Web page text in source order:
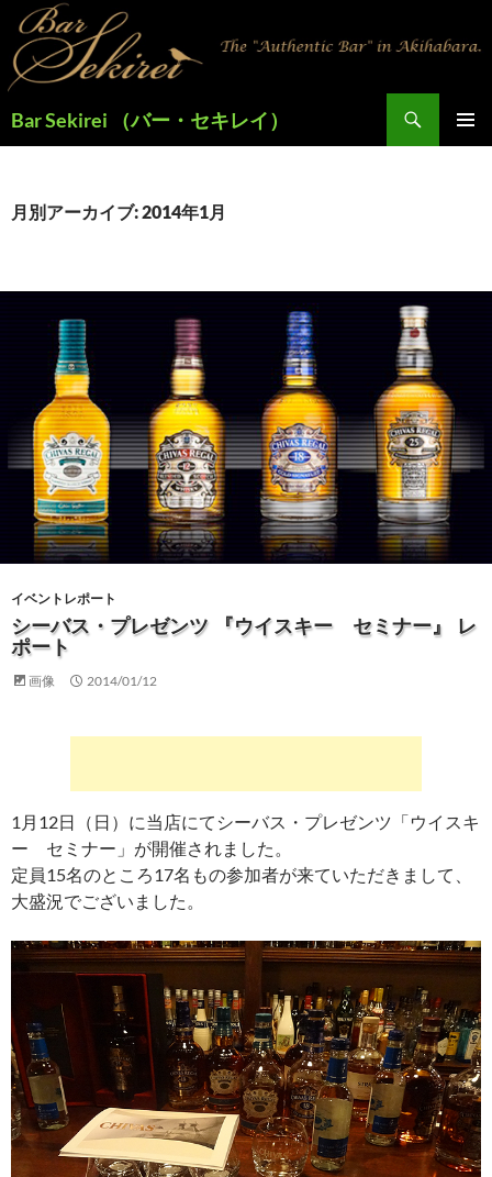
Bar Sekirei （バー・セキレイ）
索
ン
月別アーカイブ: 2014年1月
イベントレポート
シーバス・プレゼンツ 『ウイスキー セミナー』 レ
ポート
画像 2014/01/12
1月12日（日）に当店にてシーバス・プレゼンツ「ウイスキ
ー セミナー」が開催されました。
定員15名のところ17名もの参加者が来ていただきまして、
大盛況でございました。